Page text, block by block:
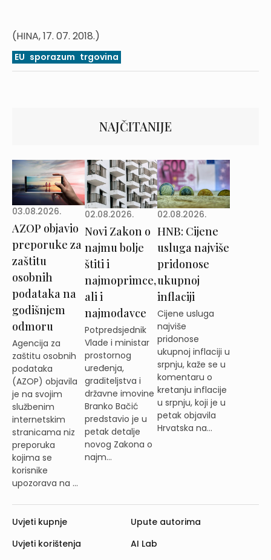
(HINA, 17. 07. 2018.)
EU sporazum trgovina
NAJČITANIJE
03.08.2026.
AZOP objavio
preporuke za
zaštitu
osobnih
podataka na
godišnjem
odmoru
Agencija za
zaštitu osobnih
podataka
(AZOP) objavila
je na svojim
službenim
internetskim
stranicama niz
preporuka
kojima se
korisnike
upozorava na ...
02.08.2026.
Novi Zakon o
najmu bolje
štiti i
najmoprimce,
ali i
najmodavce
Potpredsjednik
Vlade i ministar
prostornog
uređenja,
graditeljstva i
državne imovine
Branko Bačić
predstavio je u
petak detalje
novog Zakona o
najm...
02.08.2026.
HNB: Cijene
usluga najviše
pridonose
ukupnoj
inflaciji
Cijene usluga
najviše
pridonose
ukupnoj inflaciji u
srpnju, kaže se u
komentaru o
kretanju inflacije
u srpnju, koji je u
petak objavila
Hrvatska na...
Uvjeti kupnje
Uvjeti korištenja
Upute autorima
AI Lab